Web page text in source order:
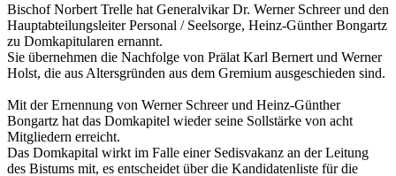
Bischof Norbert Trelle hat Generalvikar Dr. Werner Schreer und den
Hauptabteilungsleiter Personal / Seelsorge, Heinz-Günther Bongartz
zu Domkapitularen ernannt.
Sie übernehmen die Nachfolge von Prälat Karl Bernert und Werner
Holst, die aus Altersgründen aus dem Gremium ausgeschieden sind.
Mit der Ernennung von Werner Schreer und Heinz-Günther
Bongartz hat das Domkapitel wieder seine Sollstärke von acht
Mitgliedern erreicht.
Das Domkapital wirkt im Falle einer Sedisvakanz an der Leitung
des Bistums mit, es entscheidet über die Kandidatenliste für die